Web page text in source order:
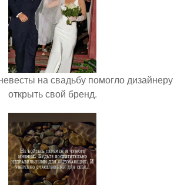
на свадьбу помогло дизайнеру
открыть свой бренд.